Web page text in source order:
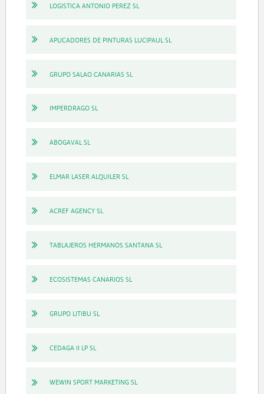
LOGISTICA ANTONIO PEREZ SL
APLICADORES DE PINTURAS LUCIPAUL SL
GRUPO SALAO CANARIAS SL
IMPERDRAGO SL
ABOGAVAL SL
ELMAR LASER ALQUILER SL
ACREF AGENCY SL
TABLAJEROS HERMANOS SANTANA SL
ECOSISTEMAS CANARIOS SL
GRUPO LITIBU SL
CEDAGA II LP SL
WEWIN SPORT MARKETING SL